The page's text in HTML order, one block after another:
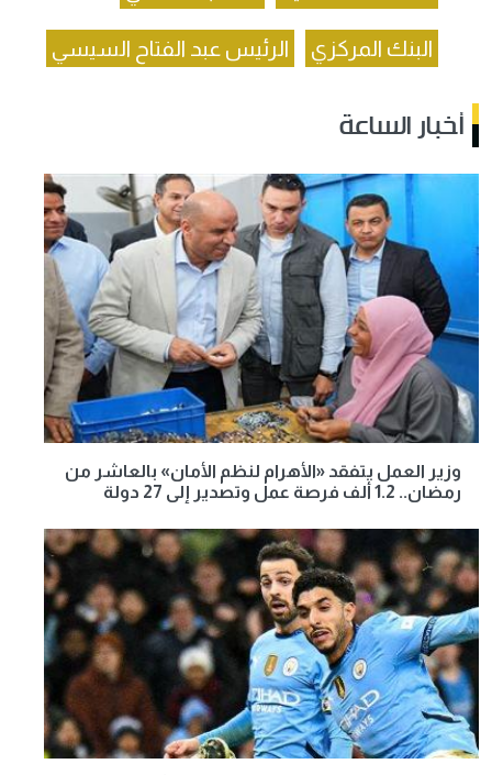
البنك المركزي الرئيس عبد الفتاح السيسي
أخبار الساعة
وزير العمل يتفقد «الأهرام لنظم الأمان» بالعاشر من
رمضان.. 1.2 ألف فرصة عمل وتصدير إلى 27 دولة